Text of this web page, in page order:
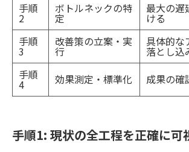
手順
2
ボトルネックの特
定
最大の遅
ける
手順
3
改善策の立案・実
行
具体的な
落とし込
手順
4 効果測定・標準化 成果の確
手順1: 現状の全工程を正確に可